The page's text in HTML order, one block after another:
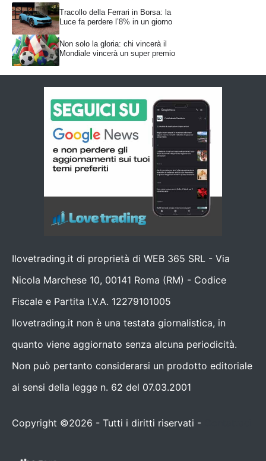
Tracollo della Ferrari in Borsa: la
Luce fa perdere l’8% in un giorno
Non solo la gloria: chi vincerà il
Mondiale vincerà un super premio
Ilovetrading.it di proprietà di WEB 365 SRL - Via
Nicola Marchese 10, 00141 Roma (RM) - Codice
Fiscale e Partita I.V.A. 12279101005
Ilovetrading.it non è una testata giornalistica, in
quanto viene aggiornato senza alcuna periodicità.
Non può pertanto considerarsi un prodotto editoriale
ai sensi della legge n. 62 del 07.03.2001
Copyright ©2026 - Tutti i diritti riservati -